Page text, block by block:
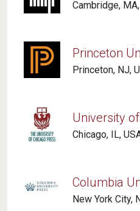
l'ostinata
angeli nati dal formaggio.
Carlo Ginzburg, Il formaggio e i
Cambridge,
Princeton
Princeton, NJ,
University
Chicago, IL,
Columbia
New York City,